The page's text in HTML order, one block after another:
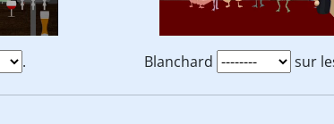
. Blanchard sur